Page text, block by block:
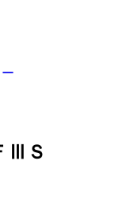
ⅢＳ